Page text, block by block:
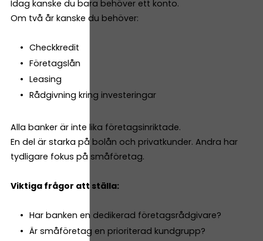
Idag kanske du bara behöver ett konto.
Om två år kanske du behöver:
Checkkredit
Företagslån
Leasing
Rådgivning kring investeringar
Alla banker är inte lika företagsinriktade.
En del är starka på bolån och privatkunder. Andra har
tydligare fokus på småföretag.
Viktiga frågor att ställa:
Har banken en dedikerad företagsrådgivare?
Är småföretag en prioriterad kundgrupp?